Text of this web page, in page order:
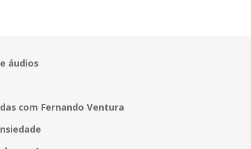
áudios
com Fernando Ventura